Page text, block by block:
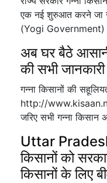
एक नई शुरुआत करने जा
(Yogi Government)
अब घर बैठे
की सभी जानकारी
गन्ना किसानों की
http://
जरिए सभी गन्ना किसान
Uttar
किसानों को
किसानों के लिए